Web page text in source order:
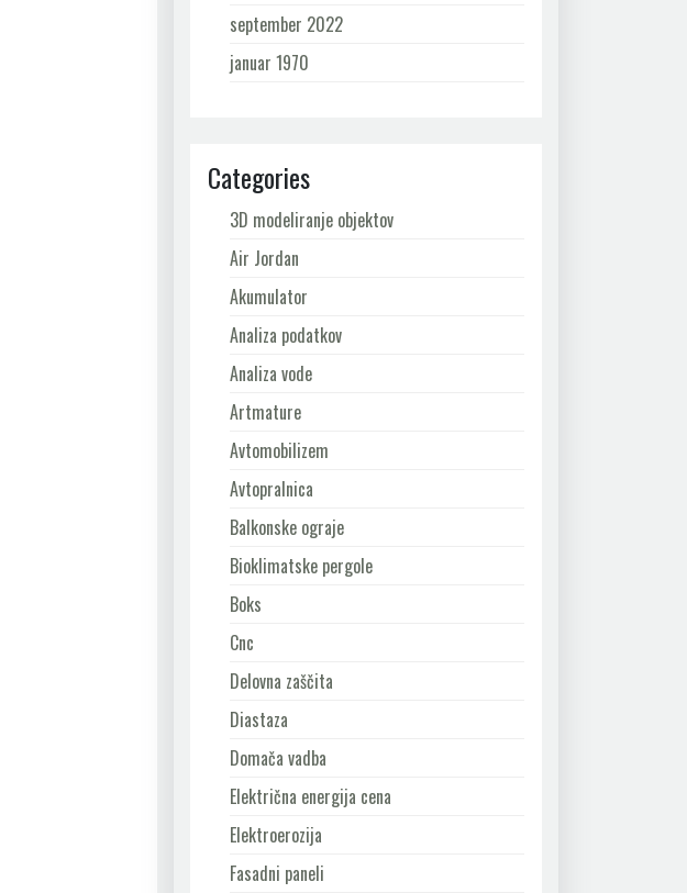
september 2022
januar 1970
Categories
3D modeliranje objektov
Air Jordan
Akumulator
Analiza podatkov
Analiza vode
Artmature
Avtomobilizem
Avtopralnica
Balkonske ograje
Bioklimatske pergole
Boks
Cnc
Delovna zaščita
Diastaza
Domača vadba
Električna energija cena
Elektroerozija
Fasadni paneli